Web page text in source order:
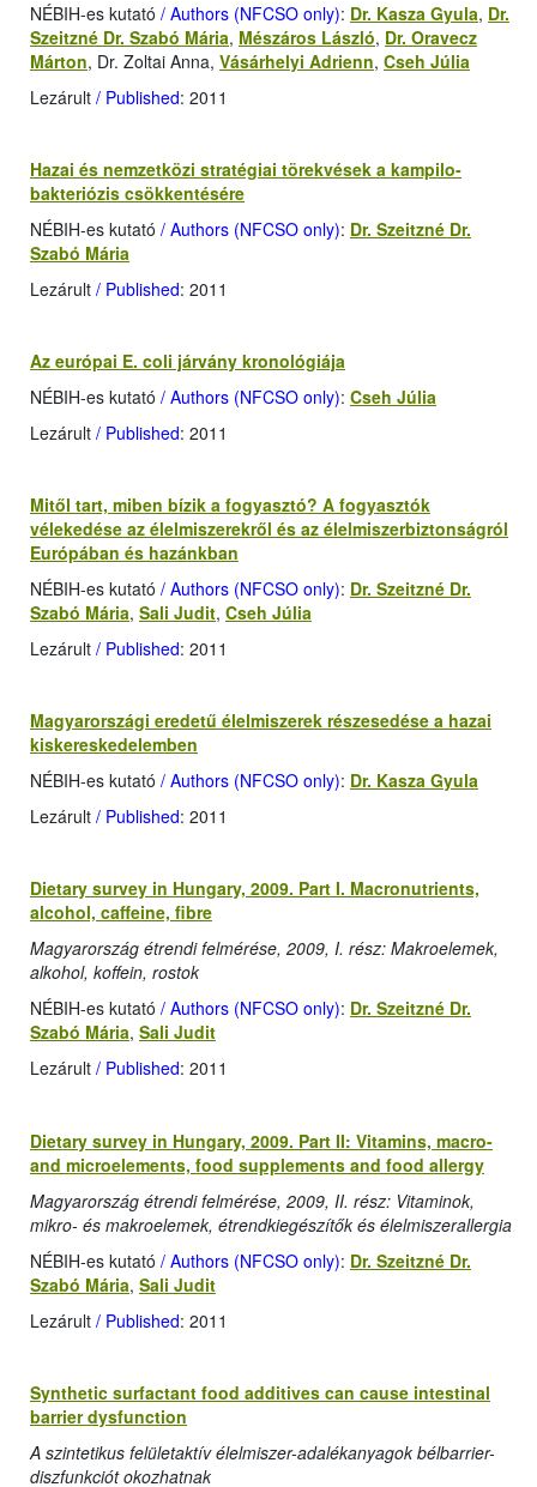
NÉBIH-es kutató / Authors (NFCSO only): Dr. Kasza Gyula, Dr.
Szeitzné Dr. Szabó Mária, Mészáros László, Dr. Oravecz
Márton, Dr. Zoltai Anna, Vásárhelyi Adrienn, Cseh Júlia
Lezárult / Published: 2011
Hazai és nemzetközi stratégiai törekvések a kampilo­
bakteriózis csökkentésére
NÉBIH-es kutató / Authors (NFCSO only): Dr. Szeitzné Dr.
Szabó Mária
Lezárult / Published: 2011
Az európai E. coli járvány kronológiája
NÉBIH-es kutató / Authors (NFCSO only): Cseh Júlia
Lezárult / Published: 2011
Mitől tart, miben bízik a fogyasztó? A fogyasztók
vélekedése az élelmiszerekről és az élelmiszerbiztonságról
Európában és hazánkban
NÉBIH-es kutató / Authors (NFCSO only): Dr. Szeitzné Dr.
Szabó Mária, Sali Judit, Cseh Júlia
Lezárult / Published: 2011
Magyarországi eredetű élelmiszerek részesedése a hazai
kiskereskedelemben
NÉBIH-es kutató / Authors (NFCSO only): Dr. Kasza Gyula
Lezárult / Published: 2011
Dietary survey in Hungary, 2009. Part I. Macronutrients,
alcohol, caffeine, fibre
Magyarország étrendi felmérése, 2009, I. rész: Makroelemek,
alkohol, koffein, rostok
NÉBIH-es kutató / Authors (NFCSO only): Dr. Szeitzné Dr.
Szabó Mária, Sali Judit
Lezárult / Published: 2011
Dietary survey in Hungary, 2009. Part II: Vitamins, macro-
and microelements, food supplements and food allergy
Magyarország étrendi felmérése, 2009, II. rész: Vitaminok,
mikro- és makroelemek, étrendkiegészítők és élelmiszerallergia
NÉBIH-es kutató / Authors (NFCSO only): Dr. Szeitzné Dr.
Szabó Mária, Sali Judit
Lezárult / Published: 2011
Synthetic surfactant food additives can cause intestinal
barrier dysfunction
A szintetikus felületaktív élelmiszer-adalékanyagok bélbarrier-
diszfunkciót okozhatnak